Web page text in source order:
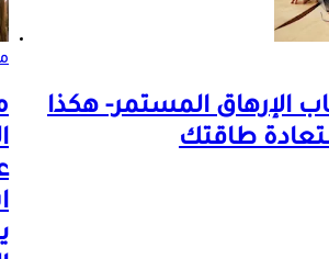
الإرهاق المستمر- هكذا
طاقتك